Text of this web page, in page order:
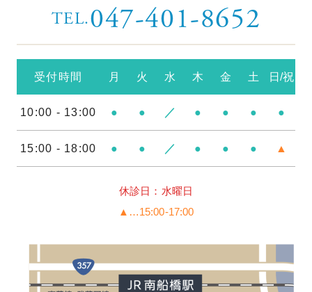
TEL.047-401-8652
受付時間 月 火 水 木 金 土 日/祝
10:00 - 13:00 ● ● ／ ● ● ● ●
15:00 - 18:00 ● ● ／ ● ● ● ▲
休診日：水曜日
▲…15:00-17:00